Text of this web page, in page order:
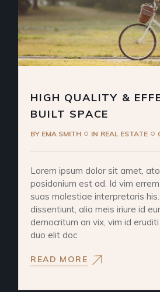
HIGH QUALITY &
BUILT SPACE
BY EMA SMITH IN REAL ESTATE
Lorem ipsum dolor sit amet,
posidonium est ad. Id vim
suas molestiae interpretaris
dissentiunt, alia meis iriure id
democritum an vix, vim id
duo elit doc
READ MORE